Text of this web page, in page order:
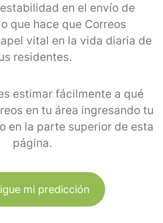
en el envío de
que hace que Correos
vital en la vida diaria de
residentes.
estimar fácilmente a qué
en tu área ingresando tu
en la parte superior de esta
página.
mi predicción